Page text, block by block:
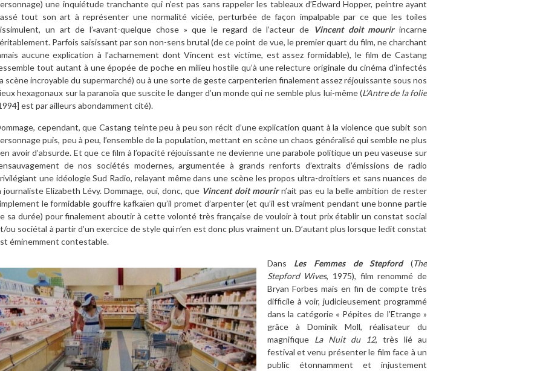
une inquiétude tranchante qui n’est pas sans rappeler les tableaux d’Edward Hopper, peintre ayant
tout son art à représenter une normalité viciée, perturbée de façon impalpable par ce que les toiles
un art de l’«avant-quelque chose » que le regard de l’acteur de Vincent doit mouririncarne
Parfois saisissant par son non-sens brutal (de ce point de vue, le premier quart du film, ne charchant
aucune explication à l’acharnement dont Vincent est victime, est assez formidable), le film de Castang
tout autant à une épopée de poche en milieu hostile qu’à une relecture originale du cinéma d’infectés
scène incroyable du supermarché) ou à une sorte de geste carpenterien finalement assez réjouissante sous nos
hexagonaux sur la paranoïa que suscite le danger d’un monde qui ne semble plus lui-même (L’Antre de la folie
est par ailleurs abondamment cité).
cependant, que Castang teinte peu à peu son récit d’une explication quant à la violence que subit son
puis, peu à peu, l’ensemble de la population, mettant en scène un chaos généralisé qui semble ne plus
avoir d’absurde. Et que ce film à l’opacité réjouissante ne devienne une parabole politique un peu vaseuse sur
de nos sociétés modernes, argumentée à grands renforts d’extraits d’émissions de radio
une idéologie Sud Radio, relayant même dans une scène les propos ultra-droitiers et sans nuances de
journaliste Elizabeth Lévy. Dommage, oui, donc, que Vincent doit mourirn’ait pas eu la belle ambition de rester
le formidable gouffre kafkaïen qu’il promet d’arpenter (et qu’il est vraiment pendant une bonne partie
sa durée) pour finalement aboutir à cette volonté très française de vouloir à tout prix établir un constat social
ou sociétal à partir d’un exercice de style qui n’en est donc plus vraiment un. D’autant plus lorsque ledit constat
éminemment contestable.
Dans Les Femmes de Stepford (The
Stepford Wives, 1975), film renommé de
Bryan Forbes mais en fin de compte très
difficile à voir, judicieusement programmé
dans la catégorie « Pépites de l’Etrange »
grâce à Dominik Moll, réalisateur du
magnifique La Nuit du 12, très lié au
festival et venu présenter le film face à un
public étonnamment et injustement